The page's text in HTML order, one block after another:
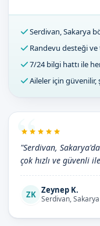
Serdivan, Sakarya
Randevu desteği
7/24 bilgi hattı ile
Aileler için
"Serdivan,
çok hızlı ve güvenli
ZK Zeynep K.
Serdivan,